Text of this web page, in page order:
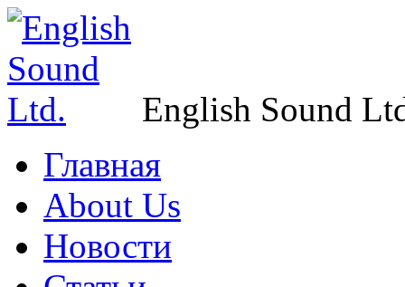
English Sound
Главная
About Us
Новости